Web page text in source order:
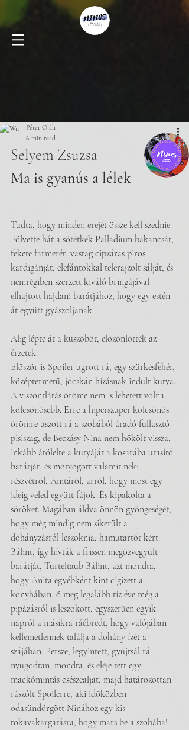
Péter Oláh
6 min read
Selyem Zsuzsa
Ma is gyanús a lélek
Tudta, hogy minden erejét össze kell szednie.
Fölvette hát a sötétkék Palladium bakancsát,
fekete farmerét, vastag cipzáras piros
kardigánját, elefántokkal telerajzolt sálját, és
nemrégiben szerzett kiváló bringájával
elhajtott hajdani barátjához, hogy egy estén
át együtt gyászoljanak.
Alig lépte át a küszöböt, elözönlötték az
érzetek.
Először is Spoiler ugrott rá, egy szürkésfehér,
középtermetű, jócskán hízásnak indult kutya.
A viszontlátás öröme nem is lehetett volna
kölcsönösebb. Erre a hiperszuper kölcsönös
örömre úszott rá a szobából áradó fullasztó
pisiszag, de Beczásy Nina nem hőkölt vissza,
inkább átölelte a kutyáját a kosarába utasító
barátját, és motyogott valamit neki
részvétről, Anitáról, arról, hogy most egy
ideig veled együtt fájok. És kipakolta a
söröket. Magában áldva önnön gyöngeségét,
hogy még mindig nem sikerült a
dohányzásról leszoknia, hamutartót kért.
Bálint, így hívták a frissen megözvegyült
barátját, Turteltaub Bálint, azt mondta,
hogy Anita egyébként kint cigizett a
konyhában, ő meg legalább tíz éve még a
pipázásról is leszokott, egyszerűen egyik
napról a másikra ráébredt, hogy valójában
kellemetlennek találja a dohány ízét a
szájában. Persze, legyintett, gyújtsál rá
nyugodtan, mondta, és eléje tett egy
mackómintás csészealjat, majd határozottan
rászólt Spoilerre, aki időközben
odasündörgött Ninához egy kis
tokavakargatásra, hogy mars be a szobába!